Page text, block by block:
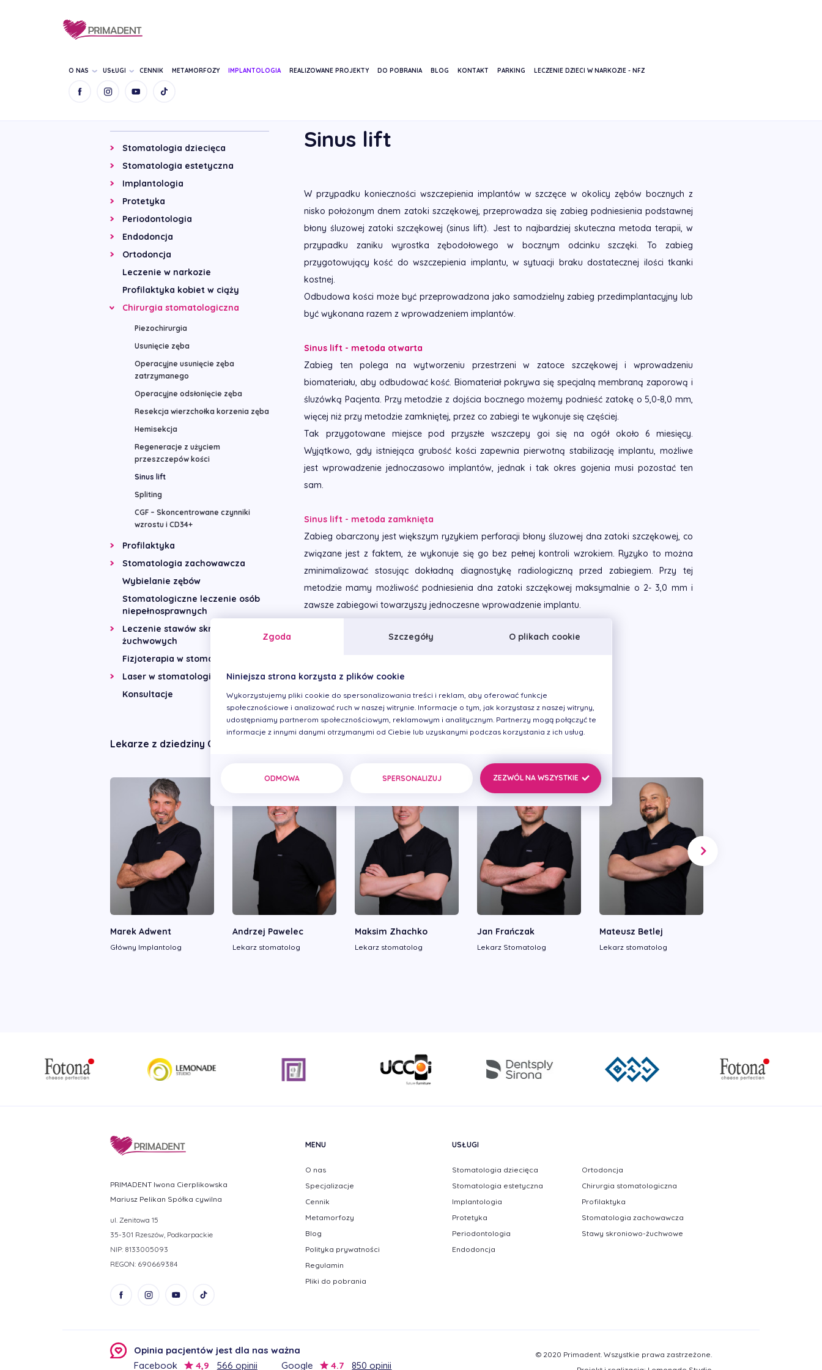
O NAS USŁUGI CENNIK METAMORFOZY IMPLANTOLOGIA REALIZOWANE PROJEKTY DO POBRANIA BLOG KONTAKT PARKING LECZENIE DZIECI W NARKOZIE - NFZ
Stomatologia dziecięca
Stomatologia estetyczna
Implantologia
Protetyka
Periodontologia
Endodoncja
Ortodoncja
Leczenie w narkozie
Profilaktyka kobiet w ciąży
Chirurgia stomatologiczna
Piezochirurgia
Usunięcie zęba
Operacyjne usunięcie zęba
zatrzymanego
Operacyjne odsłonięcie zęba
Resekcja wierzchołka korzenia zęba
Hemisekcja
Regeneracje z użyciem
przeszczepów kości
Sinus lift
Spliting
CGF – Skoncentrowane czynniki
wzrostu i CD34+
Profilaktyka
Stomatologia zachowawcza
Wybielanie zębów
Stomatologiczne leczenie osób
niepełnosprawnych
Leczenie stawów skroniowo-
żuchwowych
Fizjoterapia w stomatologii
Laser w stomatologii
Konsultacje
Sinus lift
W przypadku konieczności wszczepienia implantów w szczęce w okolicy zębów bocznych z
nisko położonym dnem zatoki szczękowej, przeprowadza się zabieg podniesienia podstawnej
błony śluzowej zatoki szczękowej (sinus lift). Jest to najbardziej skuteczna metoda terapii, w
przypadku zaniku wyrostka zębodołowego w bocznym odcinku szczęki. To zabieg
przygotowujący kość do wszczepienia implantu, w sytuacji braku dostatecznej ilości tkanki
kostnej.
Odbudowa kości może być przeprowadzona jako samodzielny zabieg przedimplantacyjny lub
być wykonana razem z wprowadzeniem implantów.
Sinus lift - metoda otwarta
Zabieg ten polega na wytworzeniu przestrzeni w zatoce szczękowej i wprowadzeniu
biomateriału, aby odbudować kość. Biomateriał pokrywa się specjalną membraną zaporową i
śluzówką Pacjenta. Przy metodzie z dojścia bocznego możemy podnieść zatokę o 5,0-8,0 mm,
więcej niż przy metodzie zamkniętej, przez co zabiegi te wykonuje się częściej.
Tak przygotowane miejsce pod przyszłe wszczepy goi się na ogół około 6 miesięcy.
Wyjątkowo, gdy istniejąca grubość kości zapewnia pierwotną stabilizację implantu, możliwe
jest wprowadzenie jednoczasowo implantów, jednak i tak okres gojenia musi pozostać ten
sam.
Sinus lift - metoda zamknięta
Zabieg obarczony jest większym ryzykiem perforacji błony śluzowej dna zatoki szczękowej, co
związane jest z faktem, że wykonuje się go bez pełnej kontroli wzrokiem. Ryzyko to można
zminimalizować stosując dokładną diagnostykę radiologiczną przed zabiegiem. Przy tej
metodzie mamy możliwość podniesienia dna zatoki szczękowej maksymalnie o 2- 3,0 mm i
zawsze zabiegowi towarzyszy jednoczesne wprowadzenie implantu.
Lekarze z dziedziny Chirurgia stomatologiczna
Marek Adwent
Główny Implantolog
Andrzej Pawelec
Lekarz stomatolog
Maksim Zhachko
Lekarz stomatolog
Jan Frańczak
Lekarz Stomatolog
Mateusz Betlej
Lekarz stomatolog
PRIMADENT Iwona Cierplikowska
Mariusz Pelikan Spółka cywilna
ul. Zenitowa 15
35-301 Rzeszów, Podkarpackie
NIP: 8133005093
REGON: 690669384
MENU
O nas
Specjalizacje
Cennik
Metamorfozy
Blog
Polityka prywatności
Regulamin
Pliki do pobrania
USŁUGI
Stomatologia dziecięca
Ortodoncja
Stomatologia estetyczna
Chirurgia stomatologiczna
Implantologia
Profilaktyka
Protetyka
Stomatologia zachowawcza
Periodontologia
Stawy skroniowo-żuchwowe
Endodoncja
Opinia pacjentów jest dla nas ważna
Facebook
4,9 566 opinii Google 4.7 850 opinii
© 2020 Primadent. Wszystkie prawa zastrzeżone.
Zgoda Szczegóły O plikach cookie
Niniejsza strona korzysta z plików cookie
Wykorzystujemy pliki cookie do spersonalizowania treści i reklam, aby oferować funkcje
społecznościowe i analizować ruch w naszej witrynie. Informacje o tym, jak korzystasz z naszej witryny,
udostępniamy partnerom społecznościowym, reklamowym i analitycznym. Partnerzy mogą połączyć te
informacje z innymi danymi otrzymanymi od Ciebie lub uzyskanymi podczas korzystania z ich usług.
ODMOWA SPERSONALIZUJ ZEZWÓL NA WSZYSTKIE